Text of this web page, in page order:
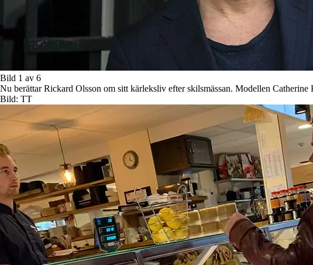
Bild 1 av 6
Nu berättar Rickard Olsson om sitt kärleksliv efter skilsmässan. Modellen Catherine
Bild: TT